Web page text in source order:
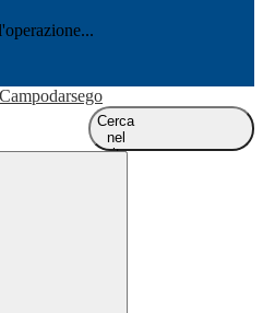
Cerca
nel
sito